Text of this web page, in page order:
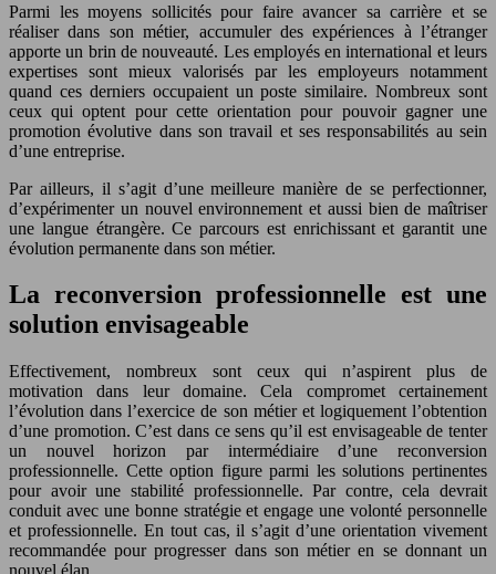
Parmi les moyens sollicités pour faire avancer sa carrière et se
réaliser dans son métier, accumuler des expériences à l’étranger
apporte un brin de nouveauté. Les employés en international et leurs
expertises sont mieux valorisés par les employeurs notamment
quand ces derniers occupaient un poste similaire. Nombreux sont
ceux qui optent pour cette orientation pour pouvoir gagner une
promotion évolutive dans son travail et ses responsabilités au sein
d’une entreprise.
Par ailleurs, il s’agit d’une meilleure manière de se perfectionner,
d’expérimenter un nouvel environnement et aussi bien de maîtriser
une langue étrangère. Ce parcours est enrichissant et garantit une
évolution permanente dans son métier.
La reconversion professionnelle est une
solution envisageable
Effectivement, nombreux sont ceux qui n’aspirent plus de
motivation dans leur domaine. Cela compromet certainement
l’évolution dans l’exercice de son métier et logiquement l’obtention
d’une promotion. C’est dans ce sens qu’il est envisageable de tenter
un nouvel horizon par intermédiaire d’une reconversion
professionnelle. Cette option figure parmi les solutions pertinentes
pour avoir une stabilité professionnelle. Par contre, cela devrait
conduit avec une bonne stratégie et engage une volonté personnelle
et professionnelle. En tout cas, il s’agit d’une orientation vivement
recommandée pour progresser dans son métier en se donnant un